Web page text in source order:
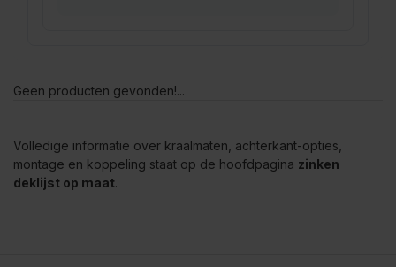
Geen producten gevonden!...
Volledige informatie over kraalmaten, achterkant-opties,
montage en koppeling staat op de hoofdpagina zinken
deklijst op maat.